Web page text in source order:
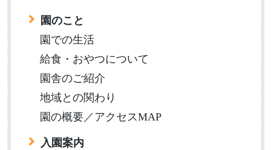
園のこと
園での生活
給食・おやつについて
園舎のご紹介
地域との関わり
園の概要／アクセスMAP
入園案内